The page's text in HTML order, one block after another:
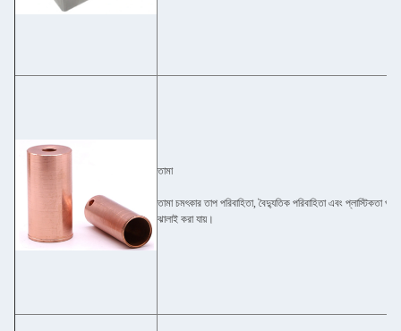
তামা
তামা চমৎকার তাপ পরিবাহিতা, বৈদ্যুতিক পরিবাহিতা এবং
ঝালাই করা যায়।